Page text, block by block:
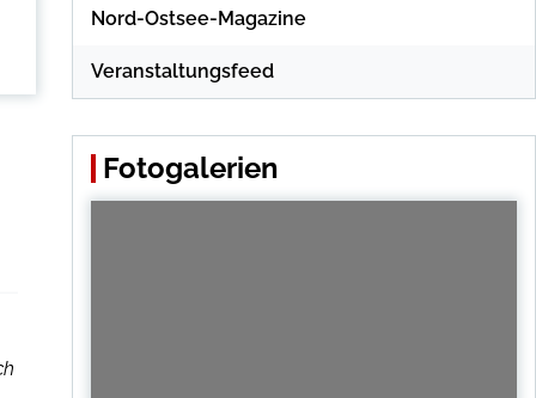
Nord-Ostsee-Magazine
Veranstaltungsfeed
Fotogalerien